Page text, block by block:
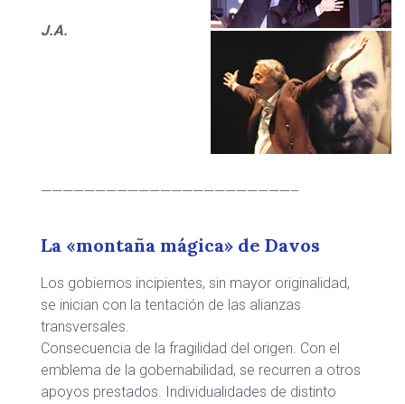
J.A.
———————————————————————–
La «montaña mágica» de Davos
Los gobiernos incipientes, sin mayor originalidad,
se inician con la tentación de las alianzas
transversales.
Consecuencia de la fragilidad del origen. Con el
emblema de la gobernabilidad, se recurren a otros
apoyos prestados. Individualidades de distinto